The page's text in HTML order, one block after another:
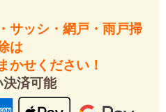
サッシ・網戸・雨戸掃
は
かせください！
決済可能